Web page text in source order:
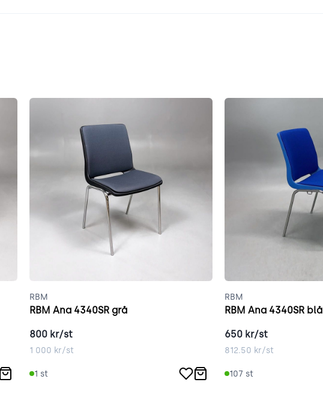
RBM
RBM Ana 4340SR grå
800 kr/st
1 000 kr/st
1 st
RBM
RBM Ana 4340SR blå
650 kr/st
812.50 kr/st
107 st